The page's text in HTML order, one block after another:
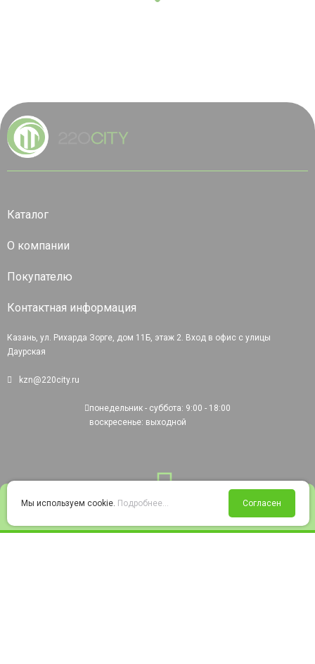
Войти Избранное Корзина
Каталог
О компании
Покупателю
Контактная информация
Казань, ул. Рихарда Зорге, дом 11Б, этаж 2. Вход в офис с улицы
Даурская
kzn@220city.ru
понедельник - суббота: 9:00 - 18:00
воскресенье: выходной
Мы используем cookie. Подробнее... Согласен